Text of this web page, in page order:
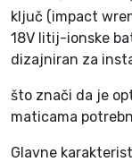
I
W
2
F
2
ključ (impact
18V litij-ionske
dizajniran za
što znači da je
maticama
Glavne